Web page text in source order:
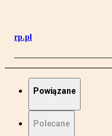
rp.pl
Powiązane
Polecane